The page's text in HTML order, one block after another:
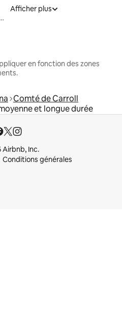
Locations moyenne et longue durée
Afficher plus
en fonction des zones
Comté de Carroll
et longue durée
Inc.
Conditions générales